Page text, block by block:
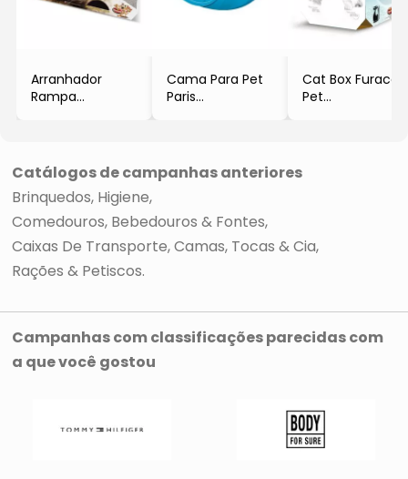
Arranhador
Rampa
24,5x24x44,5cm
- Furacão Pet
Cama Para Pet
Paris
Cat Box Furacão
Pet
Catálogos de campanhas anteriores
Brinquedos Higiene
Comedouros, Bebedouros & Fontes
Caixas De Transporte Camas, Tocas & Cia
Rações & Petiscos
Campanhas com classificações parecidas com
a que você gostou